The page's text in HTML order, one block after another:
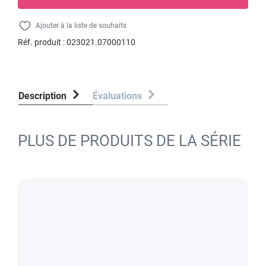
Ajouter à la liste de souhaits
Réf. produit :023021.07000110
Description Évaluations
PLUS DE PRODUITS DE LA SÉRIE